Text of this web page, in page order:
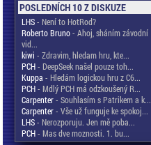
POSLEDNÍCH 10 Z DISKUZE
LHS- Není to HotRod?
Roberto Bruno- Ahoj, sháním závodní
vid...
kiwi - Zdravim, hledam hru, kte...
PCH- DeepSeek našel pouze toh...
Kuppa - Hledám logickou hru z C6...
PCH- Mdlý PCH má odzkoušený R...
Carpenter- Souhlasím s Patrikem a k...
Carpenter- Vše už funguje ke spokoj...
LHS- Nerozporuju. Jen mě poba...
PCH- Mas dve moznosti. 1. bu...